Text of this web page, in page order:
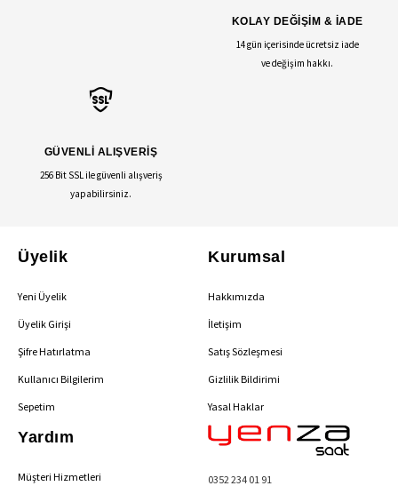
KOLAY DEĞİŞİM & İADE
14 gün içerisinde ücretsiz iade
ve değişim hakkı.
GÜVENLİ ALIŞVERİŞ
256 Bit SSL ile güvenli alışveriş
yapabilirsiniz.
Üyelik
Yeni Üyelik
Üyelik Girişi
Şifre Hatırlatma
Kullanıcı Bilgilerim
Sepetim
Kurumsal
Hakkımızda
İletişim
Satış Sözleşmesi
Gizlilik Bildirimi
Yasal Haklar
Yardım
Müşteri Hizmetleri 0352 234 01 91